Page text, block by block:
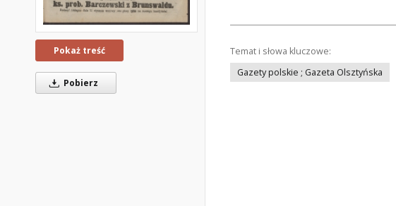
Pokaż treść
Pobierz
Temat i słowa kluczowe:
Gazety polskie ; Gazeta Olsztyńska